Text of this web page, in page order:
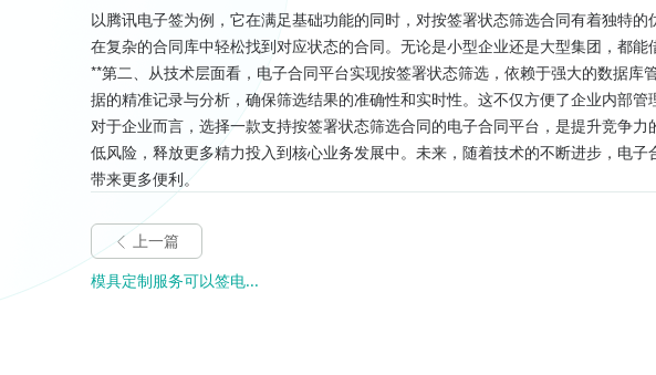
以腾讯电子签为例，它在满足基础功能的同时，对按签署状态筛选合同有着独特
在复杂的合同库中轻松找到对应状态的合同。无论是小型企业还是大型集团，都能
**第二、从技术层面看，电子合同平台实现按签署状态筛选，依赖于强大的数据库
据的精准记录与分析，确保筛选结果的准确性和实时性。这不仅方便了企业内部管
对于企业而言，选择一款支持按签署状态筛选合同的电子合同平台，是提升竞争
低风险，释放更多精力投入到核心业务发展中。未来，随着技术的不断进步，电
带来更多便利。
上一篇
模具定制服务可以签电...